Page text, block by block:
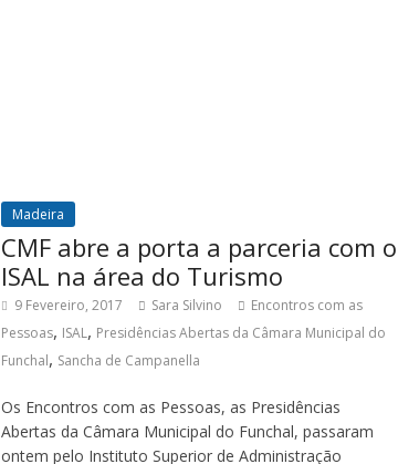
Madeira
CMF abre a porta a parceria com o
ISAL na área do Turismo
9 Fevereiro, 2017 Sara Silvino
Encontros com as
Pessoas, ISAL, Presidências Abertas da Câmara Municipal do
Funchal, Sancha de Campanella
Os Encontros com as Pessoas, as Presidências
Abertas da Câmara Municipal do Funchal, passaram
ontem pelo Instituto Superior de Administração